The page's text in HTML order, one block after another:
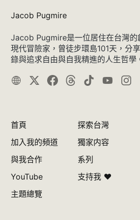
Jacob Pugmire
Jacob Pugmire是一位居住在台灣的
現代冒險家，曾徒步環島101天，分
錄與追求自由與自我精進的人生哲學
首頁
加入我的頻道
與我合作
YouTube
主題總覽
探索台灣
獨家内容
系列
支持我 ❤️